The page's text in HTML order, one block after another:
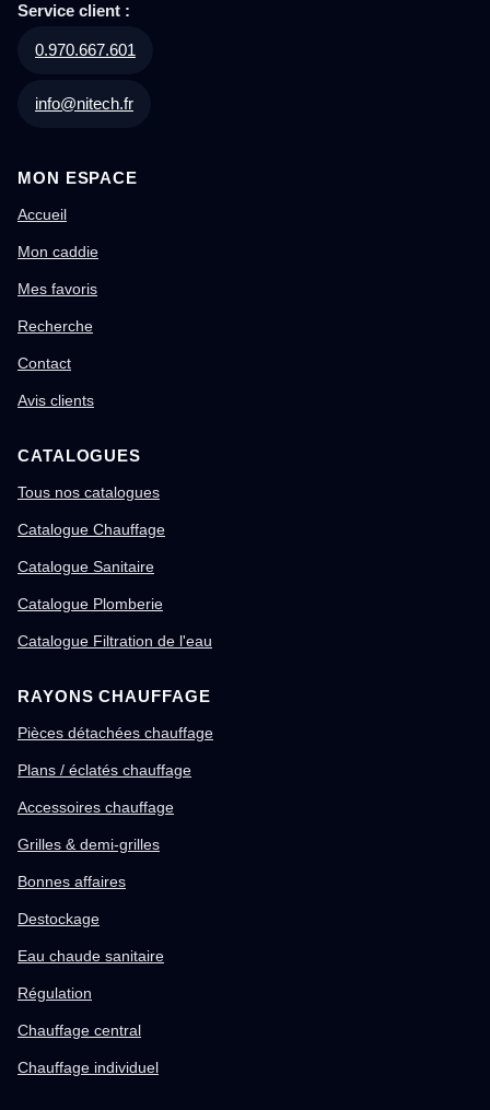
Service client :
0.970.667.601
info@nitech.fr
MON ESPACE
Accueil
Mon caddie
Mes favoris
Recherche
Contact
Avis clients
CATALOGUES
Tous nos catalogues
Catalogue Chauffage
Catalogue Sanitaire
Catalogue Plomberie
Catalogue Filtration de l'eau
RAYONS CHAUFFAGE
Pièces détachées chauffage
Plans / éclatés chauffage
Accessoires chauffage
Grilles & demi-grilles
Bonnes affaires
Destockage
Eau chaude sanitaire
Régulation
Chauffage central
Chauffage individuel